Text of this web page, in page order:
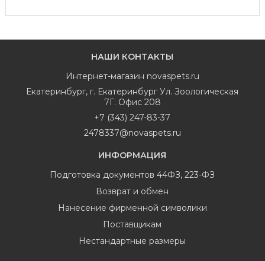
НАШИ КОНТАКТЫ
Интернет-магазин novaspets.ru
Екатеринбург, г. Екатеринбург Ул. Зоологическая
7Г. Офис 208
+7 (343) 247-83-37
2478337@novaspets.ru
ИНФОРМАЦИЯ
Подготовка документов 44ФЗ, 223-ФЗ
Возврат и обмен
Нанесение фирменной символики
Поставщикам
Нестандартные размеры